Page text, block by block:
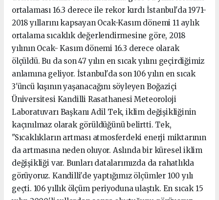
ortalaması 16.3 derece ile rekor kırdı İstanbul'da 1971-
2018 yıllarını kapsayan Ocak-Kasım dönemi 11 aylık
ortalama sıcaklık değerlendirmesine göre, 2018
yılının Ocak- Kasım dönemi 16.3 derece olarak
ölçüldü. Bu da son 47 yılın en sıcak yılını geçirdiğimiz
anlamına geliyor. İstanbul'da son 106 yılın en sıcak
3'üncü kışının yaşanacağını söyleyen Boğaziçi
Üniversitesi Kandilli Rasathanesi Meteoroloji
Laboratuvarı Başkanı Adil Tek, iklim değişikliğinin
kaçınılmaz olarak görüldüğünü belirtti. Tek,
"Sıcaklıkların artması atmosferdeki enerji miktarının
da artmasına neden oluyor. Aslında bir küresel iklim
değişikliği var. Bunları datalarımızda da rahatlıkla
görüyoruz. Kandilli'de yaptığımız ölçümler 100 yılı
geçti. 106 yıllık ölçüm periyoduna ulaştık. En sıcak 15